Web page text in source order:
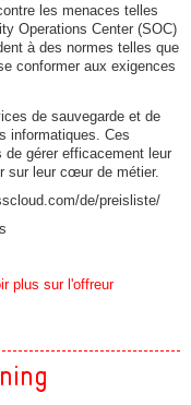
les menaces telles
Operations Center (SOC)
à des normes telles que
conformer aux exigences
de sauvegarde et de
informatiques. Ces
gérer efficacement leur
sur leur cœur de métier.
de/preisliste/
plus sur l'offreur